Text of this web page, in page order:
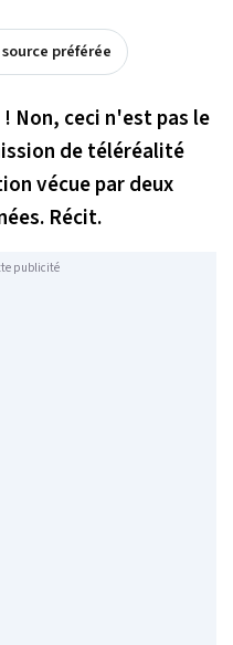
préférée
Non, ceci n'est pas le
de téléréalité
vécue par deux
Récit.
publicité